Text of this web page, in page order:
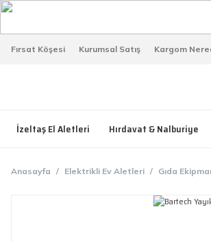
Fırsat Köşesi Kurumsal Satış Kargom
İzeltaş El Aletleri Hırdavat & Nalburiye
Anasayfa Elektrikli Ev Aletleri Gıda